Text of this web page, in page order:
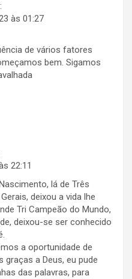
às 01:27
de vários fatores
bem. Sigamos
22:11
lá de Três
deixou a vida lhe
Tri Campeão do Mundo,
deixou-se ser conhecido
a oportunidade de
a Deus, eu pude
das palavras, para